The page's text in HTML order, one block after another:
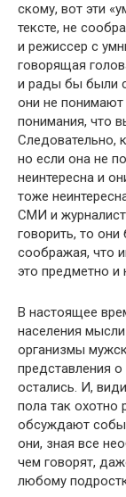
скому, вот эти
тексте, не
и режиссер с
говорящая
и рады бы были
они не понимают
понимания, что
Следовательно,
но если она не
неинтересна и
тоже
СМИ и
говорить, то они
соображая, что
это предметно и
В настоящее
на­селения
организмы
представления
остались. И,
пола так
обсуждают
они, зная все
чем говорят,
любому